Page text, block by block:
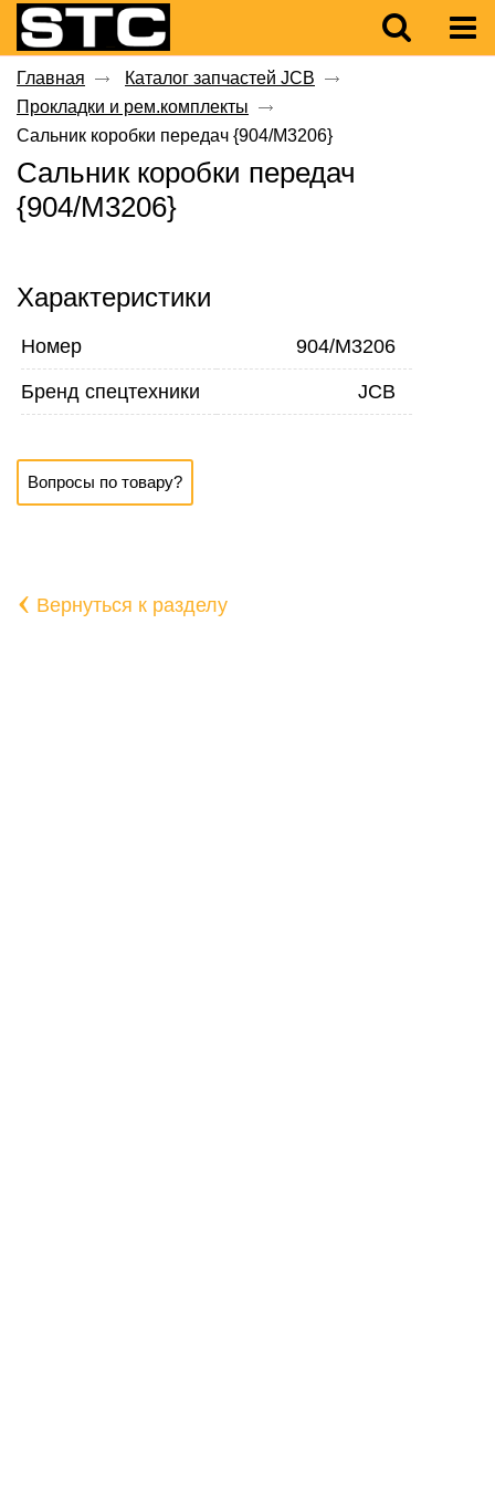
Главная
Каталог запчастей JCB
Прокладки и рем.комплекты
Сальник коробки передач {904/M3206}
Сальник коробки передач
{904/M3206}
Характеристики
Номер 904/M3206
Бренд спецтехники JCB
Вопросы по товару?
‹ Вернуться к разделу